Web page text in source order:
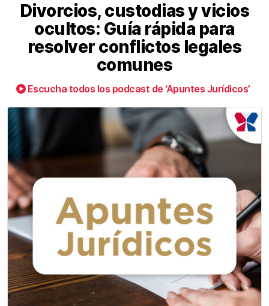
Divorcios, custodias y vicios
ocultos: Guía rápida para
resolver conflictos legales
comunes
Escucha todos los podcast de ‘Apuntes Jurídicos’